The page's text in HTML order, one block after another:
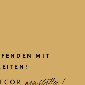
newsletter!
MIT
newsletter!